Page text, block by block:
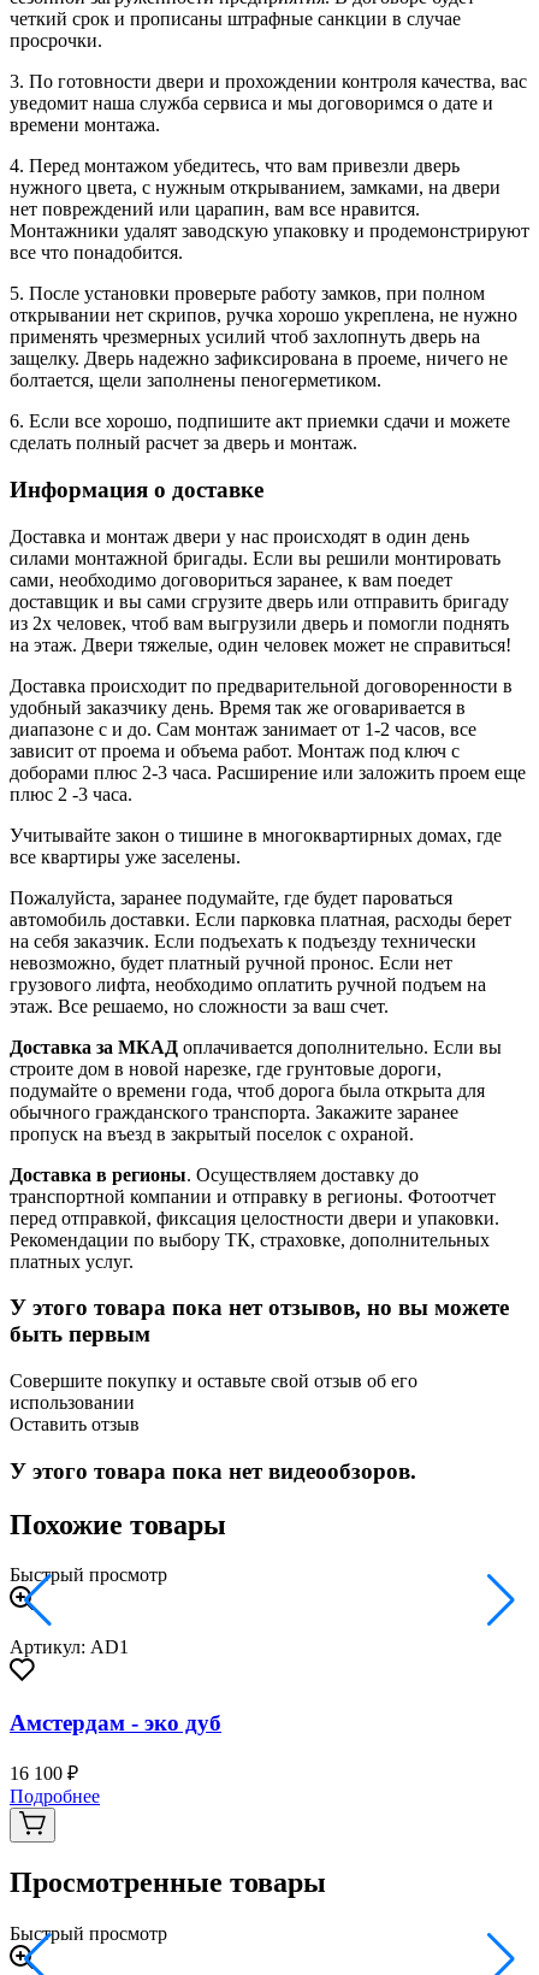
четкий срок и прописаны штрафные санкции в случае
просрочки.
3. По готовности двери и прохождении контроля качества, вас
уведомит наша служба сервиса и мы договоримся о дате и
времени монтажа.
4. Перед монтажом убедитесь, что вам привезли дверь
нужного цвета, с нужным открыванием, замками, на двери
нет повреждений или царапин, вам все нравится.
Монтажники удалят заводскую упаковку и продемонстрируют
все что понадобится.
5. После установки проверьте работу замков, при полном
открывании нет скрипов, ручка хорошо укреплена, не нужно
применять чрезмерных усилий чтоб захлопнуть дверь на
защелку. Дверь надежно зафиксирована в проеме, ничего не
болтается, щели заполнены пеногерметиком.
6. Если все хорошо, подпишите акт приемки сдачи и можете
сделать полный расчет за дверь и монтаж.
Информация о доставке
Доставка и монтаж двери у нас происходят в один день
силами монтажной бригады. Если вы решили монтировать
сами, необходимо договориться заранее, к вам поедет
доставщик и вы сами сгрузите дверь или отправить бригаду
из 2х человек, чтоб вам выгрузили дверь и помогли поднять
на этаж. Двери тяжелые, один человек может не справиться!
Доставка происходит по предварительной договоренности в
удобный заказчику день. Время так же оговаривается в
диапазоне с и до. Сам монтаж занимает от 1-2 часов, все
зависит от проема и объема работ. Монтаж под ключ с
доборами плюс 2-3 часа. Расширение или заложить проем еще
плюс 2 -3 часа.
Учитывайте закон о тишине в многоквартирных домах, где
все квартиры уже заселены.
Пожалуйста, заранее подумайте, где будет пароваться
автомобиль доставки. Если парковка платная, расходы берет
на себя заказчик. Если подъехать к подъезду технически
невозможно, будет платный ручной пронос. Если нет
грузового лифта, необходимо оплатить ручной подъем на
этаж. Все решаемо, но сложности за ваш счет.
Доставка за МКАД оплачивается дополнительно. Если вы
строите дом в новой нарезке, где грунтовые дороги,
подумайте о времени года, чтоб дорога была открыта для
обычного гражданского транспорта. Закажите заранее
пропуск на въезд в закрытый поселок с охраной.
Доставка в регионы. Осуществляем доставку до
транспортной компании и отправку в регионы. Фотоотчет
перед отправкой, фиксация целостности двери и упаковки.
Рекомендации по выбору ТК, страховке, дополнительных
платных услуг.
У этого товара пока нет отзывов, но вы можете
быть первым
Совершите покупку и оставьте свой отзыв об его
использовании
Оставить отзыв
У этого товара пока нет видеообзоров.
Похожие товары
Быстрый просмотр
Артикул: AD1
Амстердам - эко дуб
16 100 ₽
Подробнее
Просмотренные товары
Быстрый просмотр